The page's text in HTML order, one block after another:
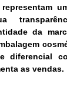
da
diferencial
as vendas.